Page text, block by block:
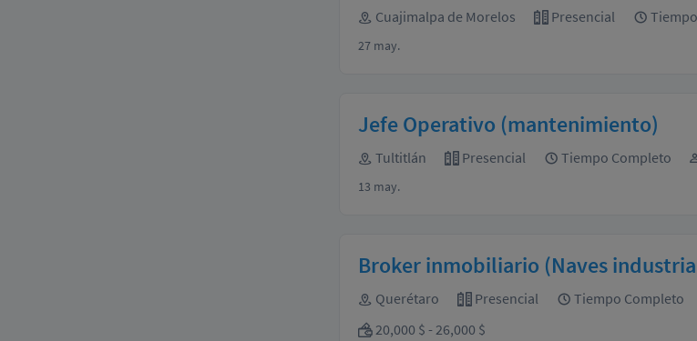
Cuajimalpa de Morelos Presencial
27 may.
Jefe Operativo (mantenimiento)
Tultitlán Presencial Tiempo Completo
13 may.
Broker inmobiliario (Naves
Querétaro Presencial Tiempo Completo
20,000 $ - 26,000 $